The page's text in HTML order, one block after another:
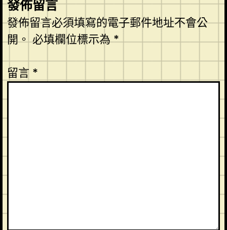
發佈留言
發佈留言必須填寫的電子郵件地址不會公
開。必填欄位標示為*
留言 *